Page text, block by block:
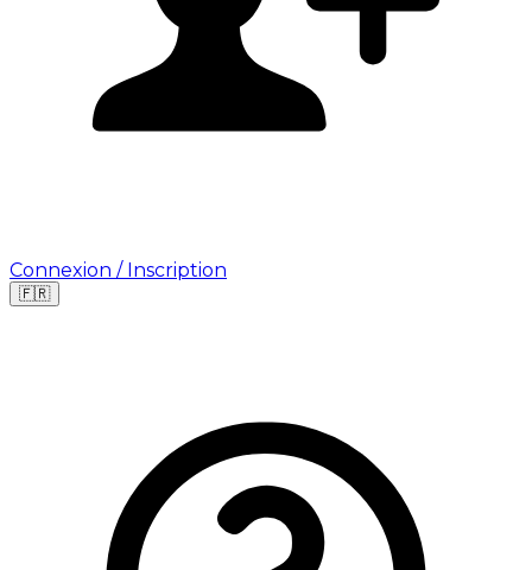
Connexion / Inscription
🇫🇷